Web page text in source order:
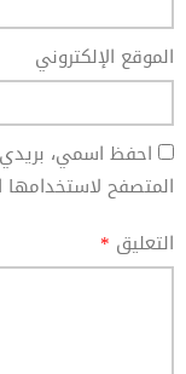
الموقع الإلكتروني
احفظ اسمي، بريدي
المتصفح
التعليق *